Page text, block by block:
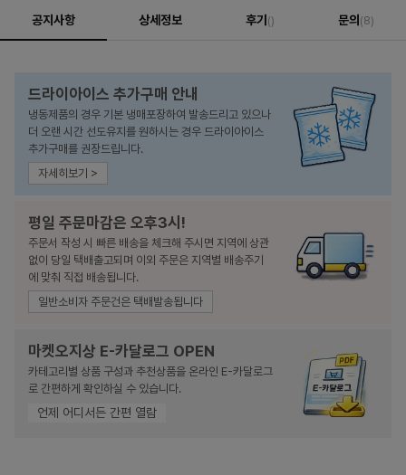
공지사항 상세정보 후기 () 문의 (8)
드라이아이스 추가구매 안내
냉동제품의 경우 기본 냉매포장하여 발송드리고 있으나
더 오랜 시간 선도유지를 원하시는 경우 드라이아이스
추가구매를 권장드립니다.
자세히보기 >
평일 주문마감은 오후3시!
주문서 작성 시 빠른 배송을 체크해 주시면 지역에 상관
없이 당일 택배출고되며 이외 주문은 지역별 배송주기
에 맞춰 직접 배송됩니다.
일반소비자 주문건은 택배발송됩니다
마켓오지상 E-카달로그 OPEN
카테고리별 상품 구성과 추천상품을 온라인 E-카달로그
로 간편하게 확인하실 수 있습니다.
언제 어디서든 간편 열람